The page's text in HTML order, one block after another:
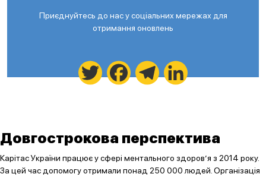
Приєднуйтесь до нас у соціальних мережах для
отримання оновлень
Twitter FacebookTelegram
Довгострокова перспектива
Карітас України працює у сфері ментального здоров’я з 2014 року.
За цей час допомогу отримали понад 250 000 людей. Організація